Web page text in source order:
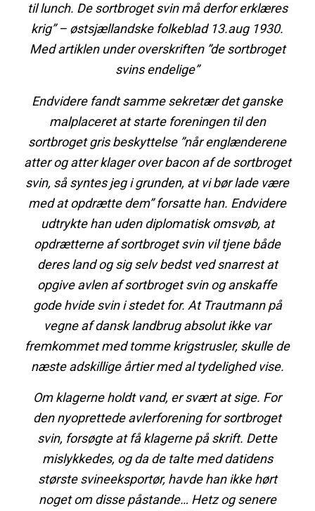
til lunch. De sortbroget svin må derfor erklæres
krig” – østsjællandske folkeblad 13.aug 1930.
Med artiklen under overskriften ”de sortbroget
svins endelige”
Endvidere fandt samme sekretær det ganske
malplaceret at starte foreningen til den
sortbroget gris beskyttelse ”når englænderene
atter og atter klager over bacon af de sortbroget
svin, så syntes jeg i grunden, at vi bør lade være
med at opdrætte dem” forsatte han. Endvidere
udtrykte han uden diplomatisk omsvøb, at
opdrætterne af sortbroget svin vil tjene både
deres land og sig selv bedst ved snarrest at
opgive avlen af sortbroget svin og anskaffe
gode hvide svin i stedet for. At Trautmann på
vegne af dansk landbrug absolut ikke var
fremkommet med tomme krigstrusler, skulle de
næste adskillige årtier med al tydelighed vise.
Om klagerne holdt vand, er svært at sige. For
den nyoprettede avlerforening for sortbroget
svin, forsøgte at få klagerne på skrift. Dette
mislykkedes, og da de talte med datidens
største svineeksportør, havde han ikke hørt
noget om disse påstande… Hetz og senere